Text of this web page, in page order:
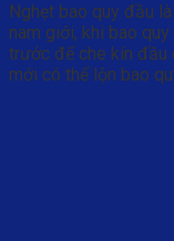
Nghẹt bao quy đầu
nam giới, khi bao
trước để che kín đầu
mới có thể lộn bao